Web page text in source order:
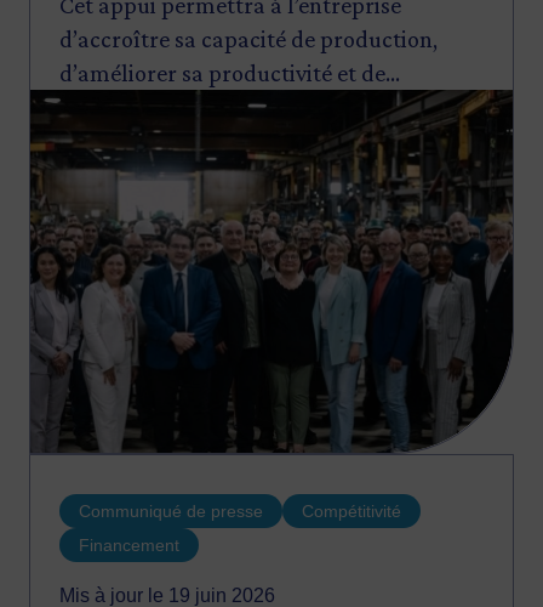
d’accroître sa capacité de production,
d’améliorer sa productivité et de
renforcer sa compétitivité, tout en créant
102 nouveaux emplois de qualité au
Québec au cours des deux prochaines
années.
Image
Communiqué de presse
Compétitivité
Financement
Mis à jour le 19 juin 2026